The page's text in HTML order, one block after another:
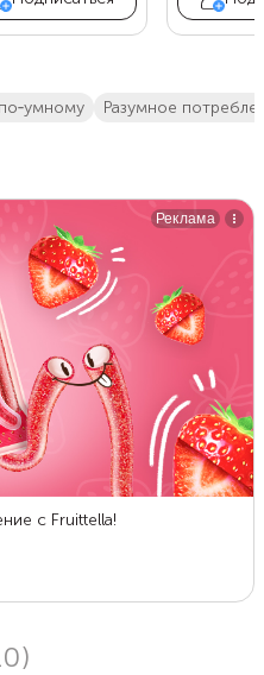
Разумное
)